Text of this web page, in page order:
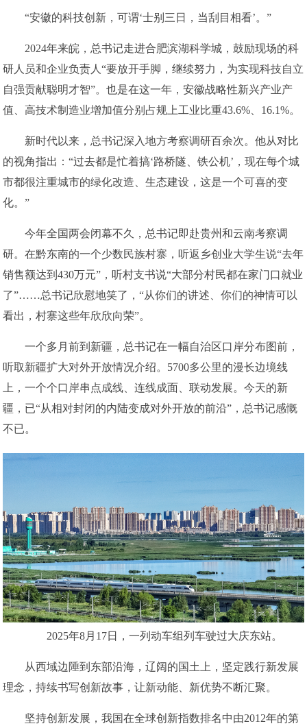
“安徽的科技创新，可谓‘士别三日，当刮目相看’。”
2024年来皖，总书记走进合肥滨湖科学城，鼓励现场的科
研人员和企业负责人“要放开手脚，继续努力，为实现科技自立
自强贡献聪明才智”。也是在这一年，安徽战略性新兴产业产
值、高技术制造业增加值分别占规上工业比重43.6%、16.1%。
新时代以来，总书记深入地方考察调研百余次。他从对比
的视角指出：“过去都是忙着搞‘路桥隧、铁公机’，现在每个城
市都很注重城市的绿化改造、生态建设，这是一个可喜的变
化。”
今年全国两会闭幕不久，总书记即赴贵州和云南考察调
研。在黔东南的一个少数民族村寨，听返乡创业大学生说“去年
销售额达到430万元”，听村支书说“大部分村民都在家门口就业
了”……总书记欣慰地笑了，“从你们的讲述、你们的神情可以
看出，村寨这些年欣欣向荣”。
一个多月前到新疆，总书记在一幅自治区口岸分布图前，
听取新疆扩大对外开放情况介绍。5700多公里的漫长边境线
上，一个个口岸串点成线、连线成面、联动发展。今天的新
疆，已“从相对封闭的内陆变成对外开放的前沿”，总书记感慨
不已。
2025年8月17日，一列动车组列车驶过大庆东站。
从西域边陲到东部沿海，辽阔的国土上，坚定践行新发展
理念，持续书写创新故事，让新动能、新优势不断汇聚。
坚持创新发展，我国在全球创新指数排名中由2012年的第